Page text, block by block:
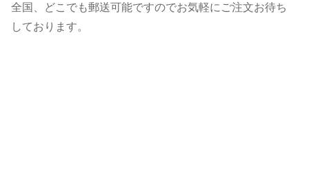
全国、どこでも郵送可能ですのでお気軽にご注文お待ち
しております。